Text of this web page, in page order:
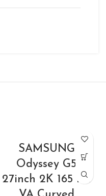
SAMSUNG
Odyssey G5
27inch 2K 165 Hz